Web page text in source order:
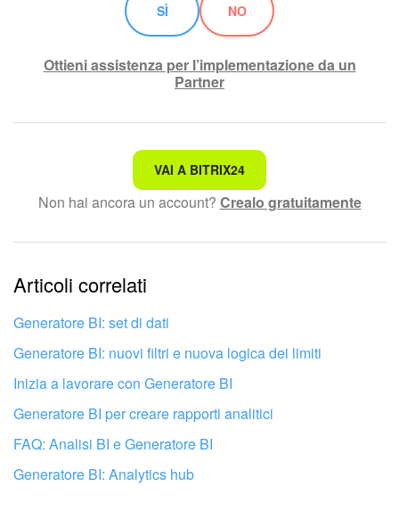
SÌ NO
Ottieni assistenza per l’implementazione da un
Partner
Non è quello che sto cercando.
Testo complesso e incomprensibile
Le informazioni sono obsolete.
Troppo breve, ho bisogno di maggiori informazioni.
Non mi soddisfa come funziona questo strumento
VAI A BITRIX24
Non hai ancora un account? Crealo gratuitamente
Articoli correlati
Generatore BI: set di dati
Generatore BI: nuovi filtri e nuova logica dei limiti
Inizia a lavorare con Generatore BI
Generatore BI per creare rapporti analitici
FAQ: Analisi BI e Generatore BI
Generatore BI: Analytics hub